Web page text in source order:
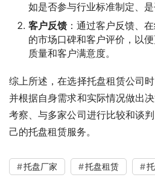
如是否参与行业标准制定、是
客户反馈 ：通过客户反馈、
的市场口碑和客户评价，以
质量和客户满意度。
综上所述，在选择托盘租赁公司
并根据自身需求和实际情况做出
考察、与多家公司进行比较和谈
己的托盘租赁服务。
托盘厂家 托盘租赁